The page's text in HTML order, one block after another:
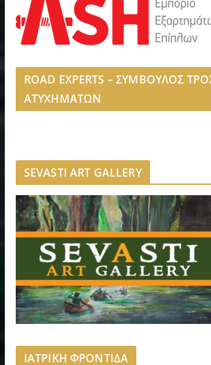
ROAD EXPERTS – ΣΥΜΒΟΥΛΟΣ
ΑΤΥΧΗΜΑΤΩΝ
SEVASTI ART GALLERY
ΙΑΤΡΙΚΗ ΦΡΟΝΤΙΔΑ